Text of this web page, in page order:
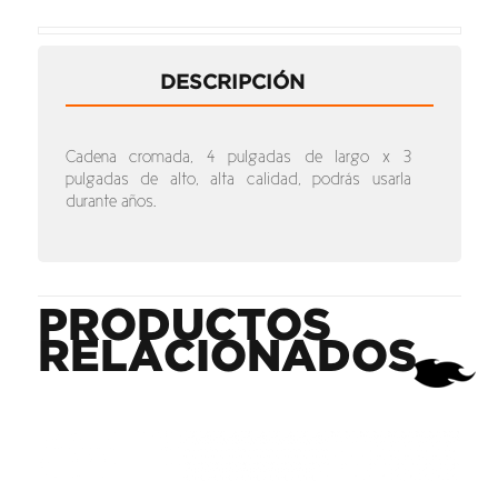
DESCRIPCIÓN
Cadena cromada, 4 pulgadas de largo x 3
pulgadas de alto, alta calidad, podrás usarla
durante años.
PRODUCTOS
RELACIONADOS